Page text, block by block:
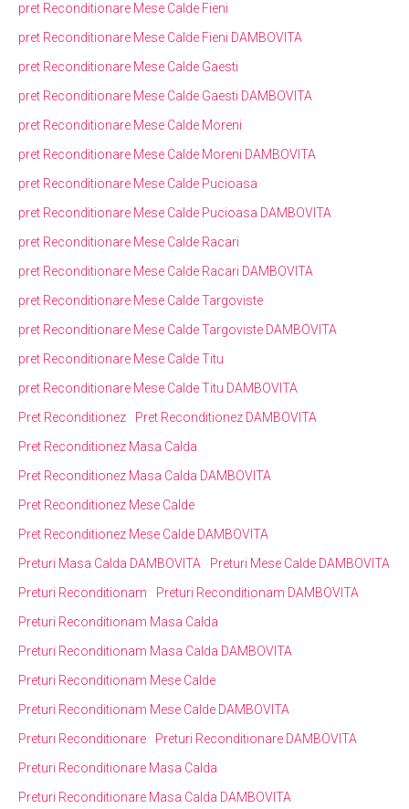
pret Reconditionare Mese Calde Fieni
pret Reconditionare Mese Calde Fieni DAMBOVITA
pret Reconditionare Mese Calde Gaesti
pret Reconditionare Mese Calde Gaesti DAMBOVITA
pret Reconditionare Mese Calde Moreni
pret Reconditionare Mese Calde Moreni DAMBOVITA
pret Reconditionare Mese Calde Pucioasa
pret Reconditionare Mese Calde Pucioasa DAMBOVITA
pret Reconditionare Mese Calde Racari
pret Reconditionare Mese Calde Racari DAMBOVITA
pret Reconditionare Mese Calde Targoviste
pret Reconditionare Mese Calde Targoviste DAMBOVITA
pret Reconditionare Mese Calde Titu
pret Reconditionare Mese Calde Titu DAMBOVITA
Pret Reconditionez
Pret Reconditionez DAMBOVITA
Pret Reconditionez Masa Calda
Pret Reconditionez Masa Calda DAMBOVITA
Pret Reconditionez Mese Calde
Pret Reconditionez Mese Calde DAMBOVITA
Preturi Masa Calda DAMBOVITA
Preturi Mese Calde DAMBOVITA
Preturi Reconditionam
Preturi Reconditionam DAMBOVITA
Preturi Reconditionam Masa Calda
Preturi Reconditionam Masa Calda DAMBOVITA
Preturi Reconditionam Mese Calde
Preturi Reconditionam Mese Calde DAMBOVITA
Preturi Reconditionare
Preturi Reconditionare DAMBOVITA
Preturi Reconditionare Masa Calda
Preturi Reconditionare Masa Calda DAMBOVITA